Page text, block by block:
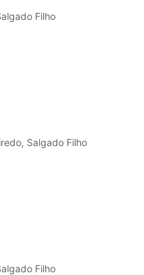
Filho
Salgado Filho
Filho